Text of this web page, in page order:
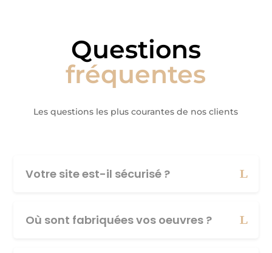
Questions
fréquentes
Les questions les plus courantes de nos clients
Votre site est-il sécurisé ?
Où sont fabriquées vos oeuvres ?